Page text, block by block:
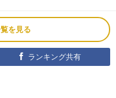
を見る
ランキング共有